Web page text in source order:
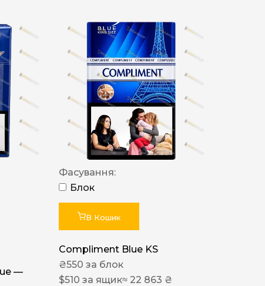
—
Фасування:
Блок
В Кошик
Compliment Blue KS
₴550 за блок
$510 за ящик≈ 22 863 ₴